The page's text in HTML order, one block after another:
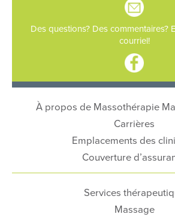
Des questions? Des commentaires?
courriel!
À propos de Massothérapie
Carrières
Emplacements des
Couverture
Services
Massage